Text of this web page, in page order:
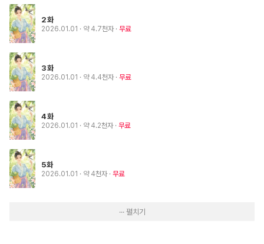
2화
2026.01.01 · 약 4.7천자 무료
3화
2026.01.01 · 약 4.4천자 무료
4화
2026.01.01 · 약 4.2천자 무료
5화
2026.01.01 · 약 4천자 무료
··· 펼치기